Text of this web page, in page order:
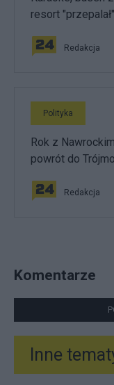
resort
Redakcja
Polityka
Rok z
powrót do
Redakcja
Komentarze
Inne